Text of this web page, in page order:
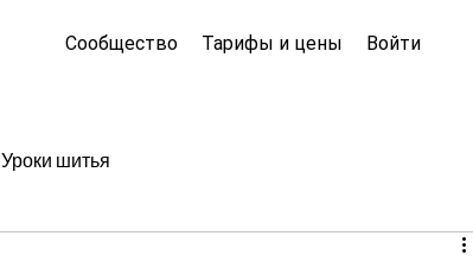
Сообщество Тарифы и цены Войти
Уроки шитья